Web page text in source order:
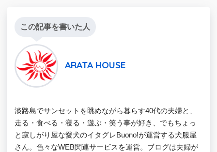
この記事を書いた人
ARATA HOUSE
淡路島でサンセットを眺めながら暮らす40代の夫婦と、
走る・食べる・寝る・遊ぶ・笑う事が好き、でもちょっ
と寂しがり屋な愛犬のイタグレBuono!が運営する犬服屋
さん。色々なWEB関連サービスを運営。ブログは夫婦が